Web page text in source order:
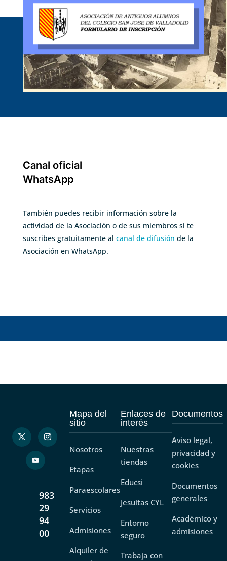
Canal oficial
WhatsApp
También puedes recibir información sobre la
actividad de la Asociación o de sus miembros si te
suscribes gratuitamente al canal de difusión de la
Asociación en WhatsApp.
983
29
94
00
Mapa del
sitio
Nosotros
Etapas
Paraescolares
Servicios
Admisiones
Alquiler de
Enlaces de
interés
Nuestras
tiendas
Educsi
Jesuitas CYL
Entorno
seguro
Trabaja con
Documentos
Aviso legal,
privacidad y
cookies
Documentos
generales
Académico y
admisiones